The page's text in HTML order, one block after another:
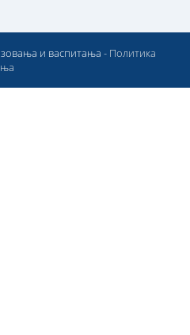
и васпитања - Политика